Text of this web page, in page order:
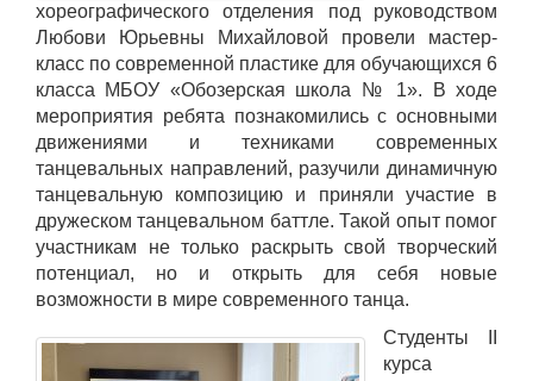
хореографического отделения под руководством
Любови Юрьевны Михайловой провели мастер-
класс по современной пластике для обучающихся 6
класса МБОУ «Обозерская школа № 1». В ходе
мероприятия ребята познакомились с основными
движениями и техниками современных
танцевальных направлений, разучили динамичную
танцевальную композицию и приняли участие в
дружеском танцевальном баттле. Такой опыт помог
участникам не только раскрыть свой творческий
потенциал, но и открыть для себя новые
возможности в мире современного танца.
Студенты II
курса